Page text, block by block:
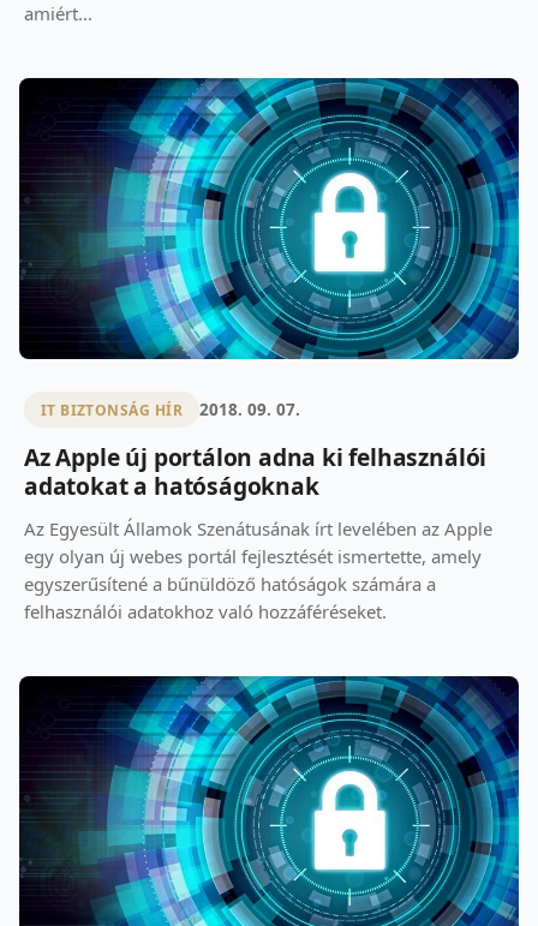
amiért...
IT BIZTONSÁG HÍR 2018. 09. 07.
Az Apple új portálon adna ki felhasználói
adatokat a hatóságoknak
Az Egyesült Államok Szenátusának írt levelében az Apple
egy olyan új webes portál fejlesztését ismertette, amely
egyszerűsítené a bűnüldöző hatóságok számára a
felhasználói adatokhoz való hozzáféréseket.